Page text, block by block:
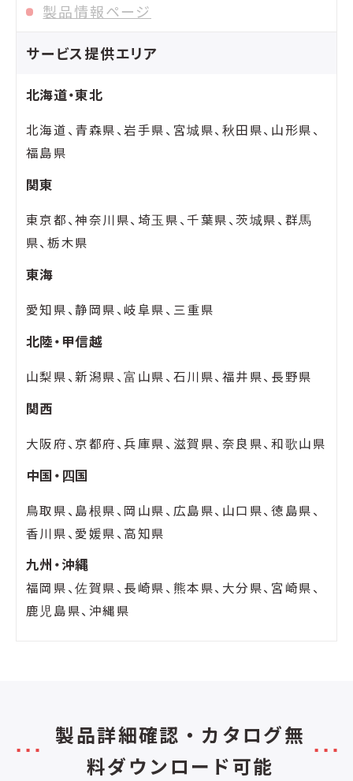
製品情報ページ
サービス提供エリア
北海道・東北
北海道、青森県、岩手県、宮城県、秋田県、山形県、
福島県
関東
東京都、神奈川県、埼玉県、千葉県、茨城県、群馬
県、栃木県
東海
愛知県、静岡県、岐阜県、三重県
北陸・甲信越
山梨県、新潟県、富山県、石川県、福井県、長野県
関西
大阪府、京都府、兵庫県、滋賀県、奈良県、和歌山県
中国・四国
鳥取県、島根県、岡山県、広島県、山口県、徳島県、
香川県、愛媛県、高知県
九州・沖縄
福岡県、佐賀県、長崎県、熊本県、大分県、宮崎県、
鹿児島県、沖縄県
製品詳細確認・カタログ無
料ダウンロード可能